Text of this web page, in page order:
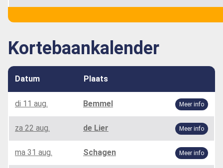
Kortebaankalender
Datum Plaats
di 11 aug. Bemmel Meer info
za 22 aug. de Lier Meer info
ma 31 aug. Schagen Meer info